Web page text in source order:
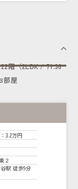
階（2LDK / 71.36
部屋
：3.2万円
２
駅 徒歩9分